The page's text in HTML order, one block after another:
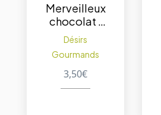
Merveilleux
chocolat 1
Pc
Désirs
Gourmands
3,50€